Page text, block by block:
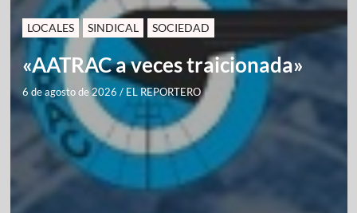
LOCALES SINDICAL SOCIEDAD
«AATRAC a veces traicionada»
6 de agosto de 2026 / EL REPORTERO